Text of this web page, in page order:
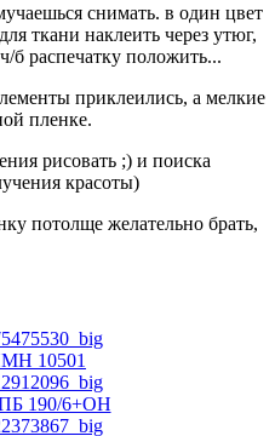
снимать. в один цвет
ткани наклеить через утюг,
б распечатку положить...
приклеились, а мелкие
пленке.
рисовать ;) и поиска
красоты)
потолще желательно брать,
10501
190/6+ОН